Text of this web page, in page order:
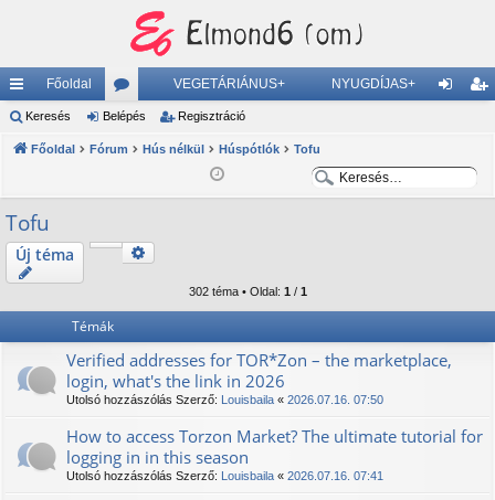
yo
rs
ke
Főoldal
ór
u
VEGETÁRIÁNUS+ NYUGDÍJAS+
Keresés Belépés Regisztráció
Főoldal Fórum Hús nélkül Húspótlók
Tofu
e
é
e
é
Tofu
Új téma Keresés
Részletes keresés
302 téma • Oldal: 1 / 1
Témák
Verified addresses for TOR*Zon – the marketplace,
login, what's the link in 2026
Utolsó hozzászólás Szerző: Louisbaila « 2026.07.16. 07:50
How to access Torzon Market? The ultimate tutorial for
logging in in this season
Utolsó hozzászólás Szerző: Louisbaila « 2026.07.16. 07:41